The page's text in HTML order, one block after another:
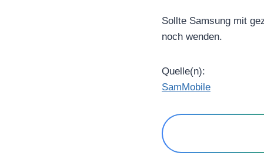
Sollte Samsung mit
noch wenden.
Quelle(n):
SamMobile